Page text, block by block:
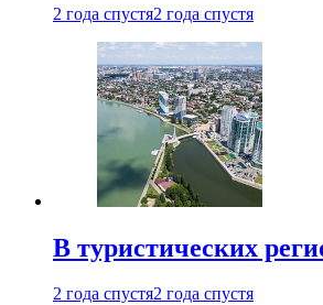
2 года спустя2 года спустя
В туристических
2 года спустя2 года спустя